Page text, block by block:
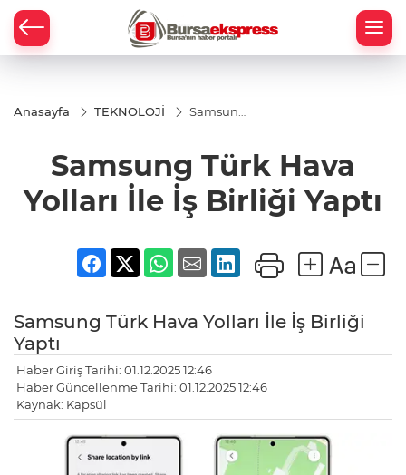
Anasayfa TEKNOLOJİ
Samsung
Yolları İle
İş Birliği
Samsung Türk Hava
Yolları İle İş Birliği Yaptı
Samsung Türk Hava Yolları İle İş Birliği
Yaptı
Haber Giriş Tarihi: 01.12.2025 12:46
Haber Güncellenme Tarihi: 01.12.2025 12:46
Kaynak: Kapsül